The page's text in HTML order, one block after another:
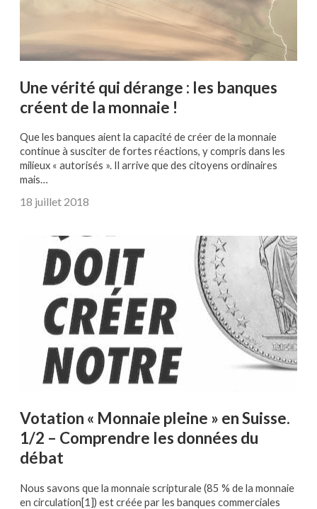
Une vérité qui dérange : les banques
créent de la monnaie !
Que les banques aient la capacité de créer de la monnaie
continue à susciter de fortes réactions, y compris dans les
milieux « autorisés ». Il arrive que des citoyens ordinaires
mais…
18 juillet 2018
Votation « Monnaie pleine » en Suisse.
1/2 – Comprendre les données du
débat
Nous savons que la monnaie scripturale (85 % de la monnaie
en circulation[1]) est créée par les banques commerciales